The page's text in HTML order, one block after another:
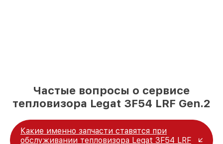
Частые вопросы о сервисе
тепловизора Legat 3F54 LRF Gen.2
Какие именно запчасти ставятся при
обслуживании тепловизора Legat 3F54 LRF